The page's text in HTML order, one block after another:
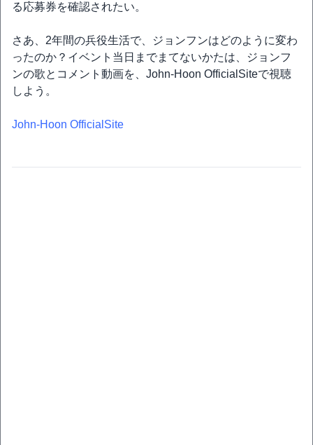
る応募券を確認されたい。
さあ、2年間の兵役生活で、ジョンフンはどのように変わ
ったのか？イベント当日までまてないかたは、ジョンフ
ンの歌とコメント動画を、John-Hoon OfficialSiteで視聴
しよう。
John-Hoon OfficialSite